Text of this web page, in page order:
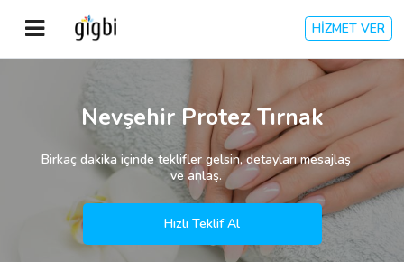
HİZMET VER
Kategoriler
Nevşehir Protez Tırnak
Birkaç dakika içinde teklifler gelsin, detayları mesajlaş
ve anlaş.
Hızlı Teklif Al